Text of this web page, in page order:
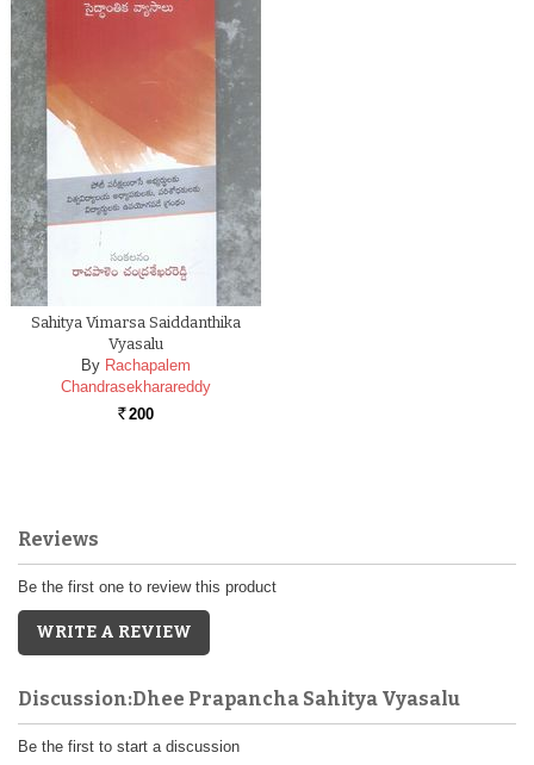
Sahitya Vimarsa Saiddanthika
Vyasalu
By Rachapalem
Chandrasekharareddy
Rs. 200
Reviews
Be the first one to review this product
WRITE A REVIEW
Discussion:Dhee Prapancha Sahitya Vyasalu
Be the first to start a discussion